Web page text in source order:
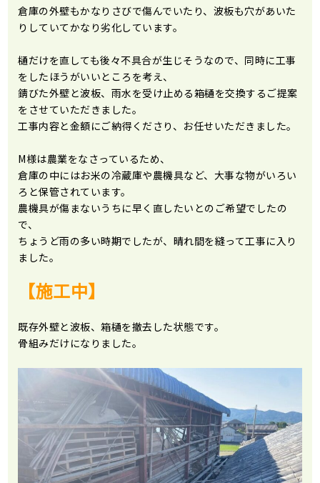
倉庫の外壁もかなりさびで傷んでいたり、波板も穴があいた
りしていてかなり劣化しています。
樋だけを直しても後々不具合が生じそうなので、同時に工事
をしたほうがいいところを考え、
錆びた外壁と波板、雨水を受け止める箱樋を交換するご提案
をさせていただきました。
工事内容と金額にご納得くださり、お任せいただきました。
M様は農業をなさっているため、
倉庫の中にはお米の冷蔵庫や農機具など、 大事な物がいろい
ろと保管されています。
農機具が傷まないうちに早く直したいとのご希望でしたの
で、
ちょうど雨の多い時期でしたが、 晴れ間を縫って工事に入り
ました。
【施工中】
既存外壁と波板、箱樋を撤去した状態です。
骨組みだけになりました。